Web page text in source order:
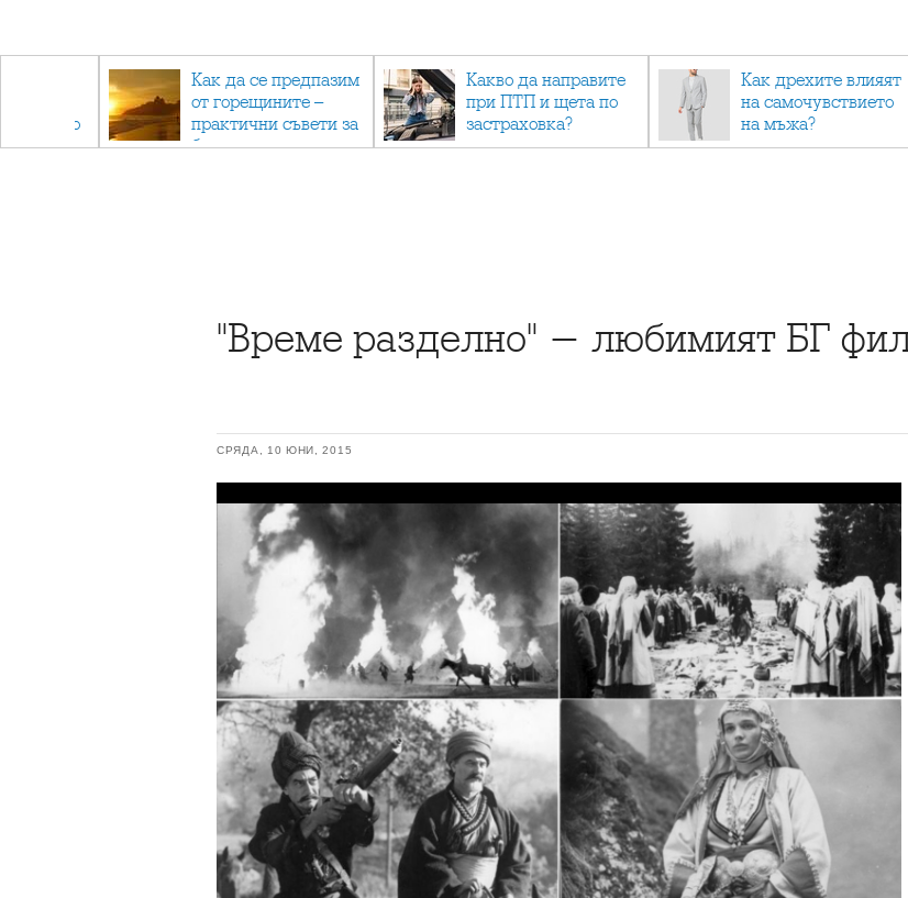
отново
Как да се предпазим
от горещините –
практични съвети за
безопасно лято
Какво да направите
при ПТП и щета по
застраховка?
Как дрехите влияят
на самочувствието
на мъжа?
"Време разделно" - любимият БГ
СРЯДА, 10 ЮНИ, 2015